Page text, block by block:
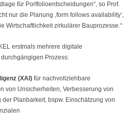
für Portfolioentscheidungen“, so Prof.
nur die Planung ‚form follows availability‘,
Wirtschaftlichkeit zirkulärer Bauprozesse.“
erstmals mehrere digitale
Prozess:
(XAI)für nachvollziehbare
von Unsicherheiten, Verbesserung von
Planbarkeit, bspw. Einschätzung von